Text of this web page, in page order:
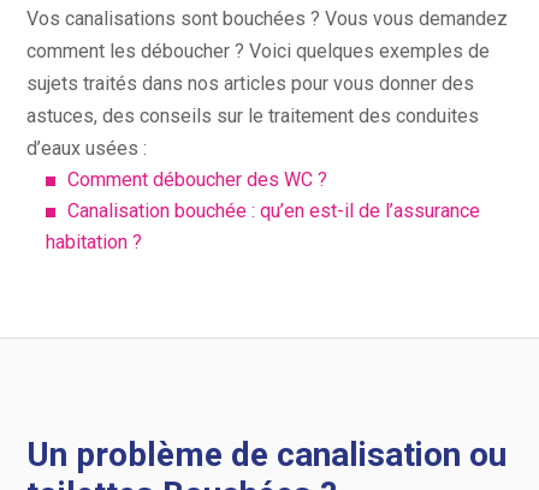
Vos canalisations sont bouchées ? Vous vous demandez
comment les déboucher ? Voici quelques exemples de
sujets traités dans nos articles pour vous donner des
astuces, des conseils sur le traitement des conduites
d’eaux usées :
Comment déboucher des WC ?
Canalisation bouchée : qu’en est-il de l’assurance
habitation ?
Un problème de canalisation ou